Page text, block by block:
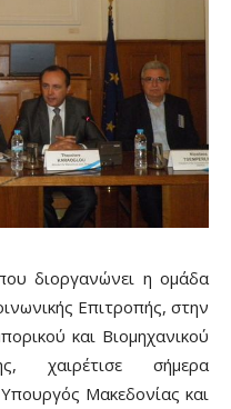
διοργανώνει η ομάδα
Επιτροπής, στην
και Βιομηχανικού
χαιρέτισε σήμερα
Μακεδονίας και